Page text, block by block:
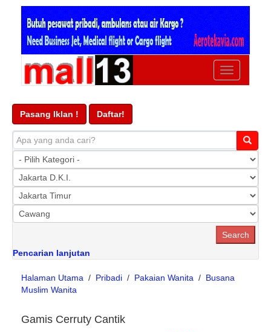
Ubah
navigasi
Pasang Iklan ! Daftar!
Pencarian lanjutan
Halaman Utama / Pribadi / Pakaian Wanita / Busana
Muslim Wanita
Gamis Cerruty Cantik